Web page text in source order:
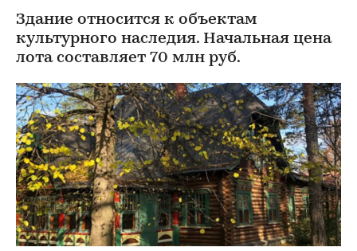
Здание относится к объектам
культурного наследия. Начальная цена
лота составляет 70 млн руб.